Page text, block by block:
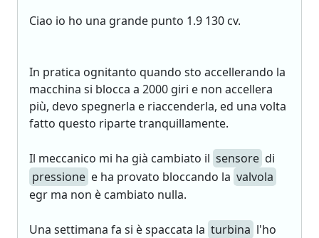
Ciao io ho una grande punto 1.9 130 cv.
In pratica ognitanto quando sto accellerando la
macchina si blocca a 2000 giri e non accellera
più, devo spegnerla e riaccenderla, ed una volta
fatto questo riparte tranquillamente.
Il meccanico mi ha già cambiato il sensore di
pressione e ha provato bloccando la valvola
egr ma non è cambiato nulla.
Una settimana fa si è spaccata la turbina l'ho